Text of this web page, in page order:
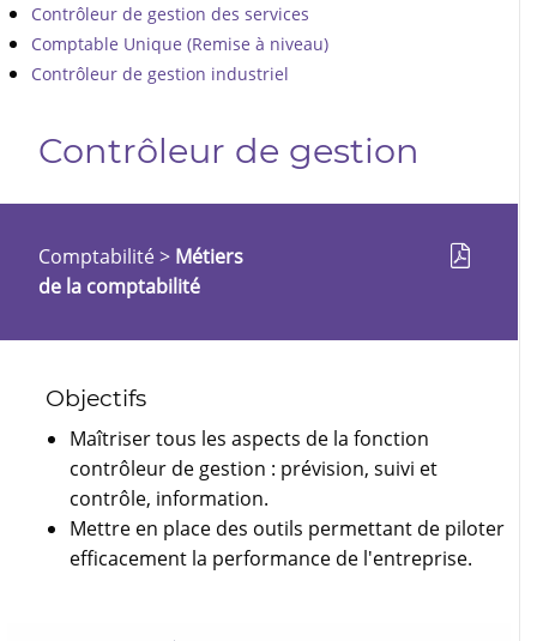
Contrôleur de gestion des services
Comptable Unique (Remise à niveau)
Contrôleur de gestion industriel
Contrôleur de gestion
Comptabilité> Métiers
de la comptabilité
Objectifs
Maîtriser tous les aspects de la fonction
contrôleur de gestion : prévision, suivi et
contrôle, information.
Mettre en place des outils permettant de piloter
efficacement la performance de l'entreprise.